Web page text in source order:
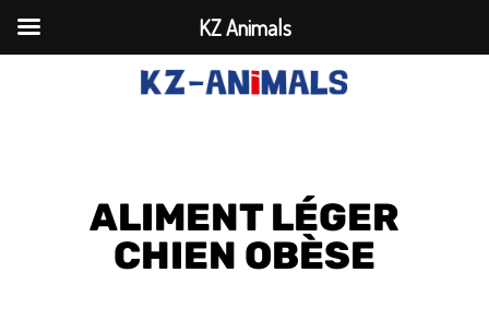
ALIMENT LÉGER
CHIEN OBÈSE
KZ Animals